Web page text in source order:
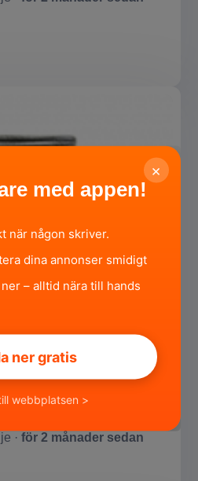
· för 2 månader sedan
×
med appen!
när någon skriver.
dina annonser smidigt
– alltid nära till hands
ner gratis
webbplatsen >